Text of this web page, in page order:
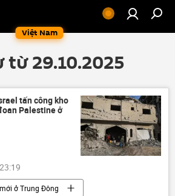
Việt Nam
29.10.2025
tấn công kho
Palestine ở
ở Trung Đông